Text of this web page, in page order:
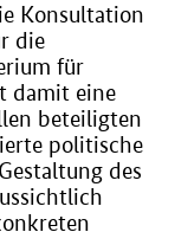
Konsultation
die
für
damit eine
beteiligten
politische
des